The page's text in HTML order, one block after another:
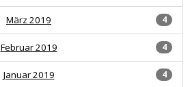
4
März 2019
4
Februar 2019
4
Januar 2019